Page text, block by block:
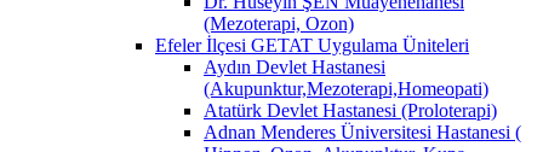
(Mezoterapi, Ozon)
Efeler İlçesi GETAT Uygulama Üniteleri
Aydın Devlet Hastanesi
(Akupunktur,Mezoterapi,Homeopati)
Atatürk Devlet Hastanesi (Proloterapi)
Adnan Menderes Üniversitesi Hastanesi (